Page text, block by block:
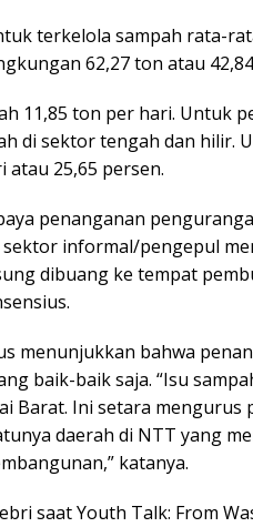
terkelola sampah rata-
62,27 ton atau
11,85 ton per hari. Untuk
di sektor tengah dan hilir.
25,65 persen.
penanganan
sektor informal/pengepul
dibuang ke tempat
menunjukkan bahwa
baik-baik saja. “Isu
Barat. Ini setara mengurus
daerah di NTT yang
katanya.
saat Youth Talk: From